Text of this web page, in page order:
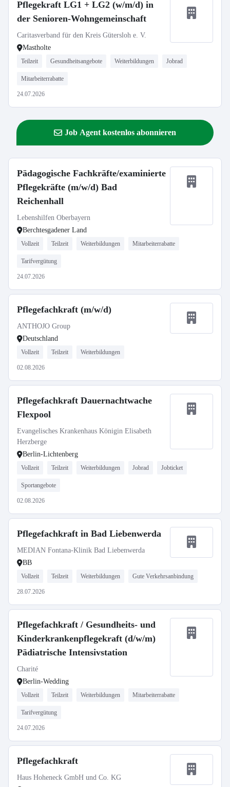
Pflegekraft LG1 + LG2 (w/m/d) in
der Senioren-Wohngemeinschaft
Caritasverband für den Kreis Gütersloh e. V.
Mastholte
Teilzeit Gesundheitsangebote Weiterbildungen Jobrad
Mitarbeiterrabatte
24.07.2026
Job Agent kostenlos abonnieren
Pädagogische Fachkräfte/examinierte
Pflegekräfte (m/w/d) Bad
Reichenhall
Lebenshilfen Oberbayern
Berchtesgadener Land
Vollzeit Teilzeit Weiterbildungen Mitarbeiterrabatte
Tarifvergütung
24.07.2026
Pflegefachkraft (m/w/d)
ANTHOJO Group
Deutschland
Vollzeit Teilzeit Weiterbildungen
02.08.2026
Pflegefachkraft Dauernachtwache
Flexpool
Evangelisches Krankenhaus Königin Elisabeth
Herzberge
Berlin-Lichtenberg
Vollzeit Teilzeit Weiterbildungen Jobrad Jobticket
Sportangebote
02.08.2026
Pflegefachkraft in Bad Liebenwerda
MEDIAN Fontana-Klinik Bad Liebenwerda
BB
Vollzeit Teilzeit Weiterbildungen Gute Verkehrsanbindung
28.07.2026
Pflegefachkraft / Gesundheits- und
Kinderkrankenpflegekraft (d/w/m)
Pädiatrische Intensivstation
Charité
Berlin-Wedding
Vollzeit Teilzeit Weiterbildungen Mitarbeiterrabatte
Tarifvergütung
24.07.2026
Pflegefachkraft
Haus Hoheneck GmbH und Co. KG